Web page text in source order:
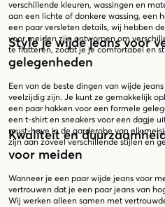
verschillende kleuren, wassingen en
aan een lichte of donkere wassing, een
een paar versleten details, wij hebben
voor meiden zijn ontworpen om
te flatteren, zodat je je comfortabel en
Style je wijde jeans voor
gelegenheden
Een van de beste dingen van wijde
veelzijdig zijn. Je kunt ze gemakkelijk
een paar hakken voor een formele
een t-shirt en sneakers voor een dagje
must-have in de garderobe van elk
zijn aan zoveel verschillende stijlen en
Kwaliteit en
voor meiden
Wanneer je een paar wijde jeans voor
vertrouwen dat je een paar jeans van
Wij werken alleen samen met